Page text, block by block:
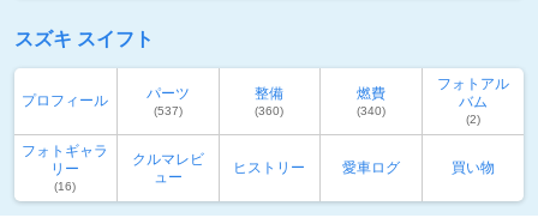
スズキ スイフト
プロフィール パーツ
(537)
整備
(360)
燃費
(340)
フォトアル
バム
(2)
フォトギャラ
リー
(16)
クルマレビ
ュー
ヒストリー 愛車ログ 買い物